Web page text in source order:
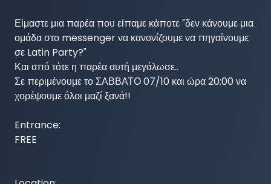
Είμαστε μια παρέα που είπαμε κάποτε "δεν κάνουμε μια
ομάδα στο messenger να κανονίζουμε να πηγαίνουμε
σε Latin Party?"
Και από τότε η παρέα αυτή μεγάλωσε..
Σε περιμένουμε το ΣΑΒΒΑΤΟ 07/10 και ώρα 20:00 να
χορέψουμε όλοι μαζί ξανά!!
Entrance:
FREE